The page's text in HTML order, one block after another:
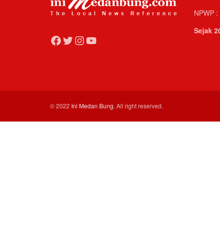
Facebook
Twitter
Instagram
YouTube
NPWP
Sejak
© 2022 Ini Medan Bung. All right reserved.